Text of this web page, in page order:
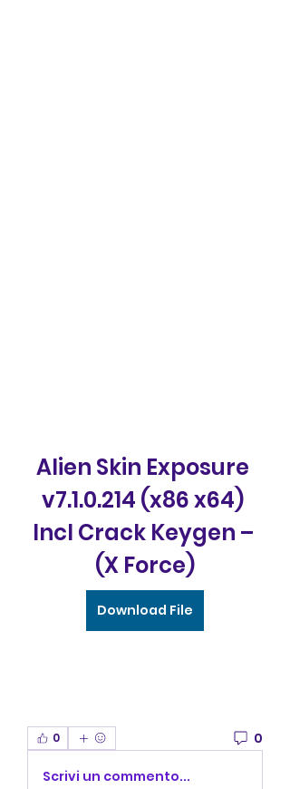
Alien Skin Exposure
v7.1.0.214 (x86 x64)
Incl Crack Keygen –
(X Force)
Download File
0 0
Scrivi un commento...